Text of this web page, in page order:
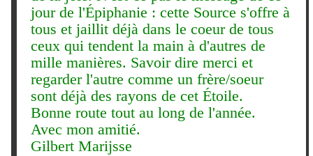
jour de l'Épiphanie : cette Source s'offre à
tous et jaillit déjà dans le coeur de tous
ceux qui tendent la main à d'autres de
mille manières. Savoir dire merci et
regarder l'autre comme un frère/soeur
sont déjà des rayons de cet Étoile.
Bonne route tout au long de l'année.
Avec mon amitié.
Gilbert Marijsse